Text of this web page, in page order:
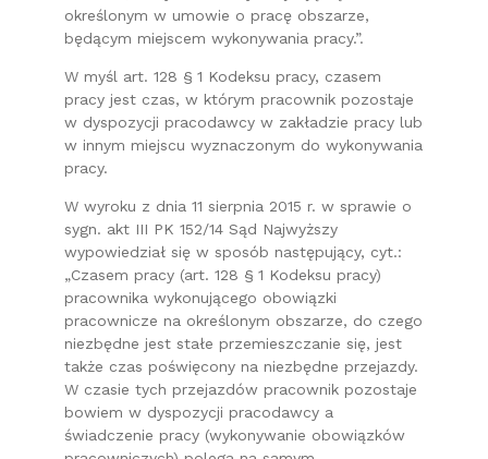
określonym w umowie o pracę obszarze,
będącym miejscem wykonywania pracy.”.
W myśl art. 128 § 1 Kodeksu pracy, czasem
pracy jest czas, w którym pracownik pozostaje
w dyspozycji pracodawcy w zakładzie pracy lub
w innym miejscu wyznaczonym do wykonywania
pracy.
W wyroku z dnia 11 sierpnia 2015 r. w sprawie o
sygn. akt III PK 152/14 Sąd Najwyższy
wypowiedział się w sposób następujący, cyt.:
„Czasem pracy (art. 128 § 1 Kodeksu pracy)
pracownika wykonującego obowiązki
pracownicze na określonym obszarze, do czego
niezbędne jest stałe przemieszczanie się, jest
także czas poświęcony na niezbędne przejazdy.
W czasie tych przejazdów pracownik pozostaje
bowiem w dyspozycji pracodawcy a
świadczenie pracy (wykonywanie obowiązków